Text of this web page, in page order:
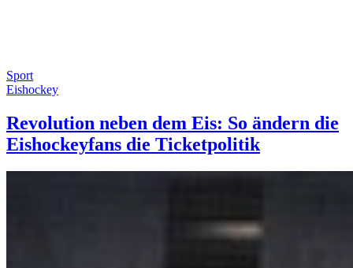
Sport
Eishockey
Revolution neben dem Eis: So ändern die
Eishockeyfans die Ticketpolitik